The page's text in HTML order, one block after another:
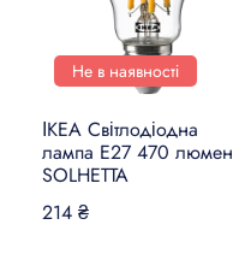
Не в наявності
ІКЕА Світлодіодна
лампа E27 470 люмен
SOLHETTA
214 ₴